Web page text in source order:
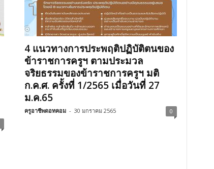
4 แนวทางการประพฤติปฏิบัติตนของ
ข้าราชการครูฯ ตามประมวล
จริยธรรมของข้าราชการครูฯ มติ
ก.ค.ศ. ครั้งที่ 1/2565 เมื่อวันที่ 27
ม.ค.65
ครูอาชีพดอทคอม - 30 มกราคม 2565 0